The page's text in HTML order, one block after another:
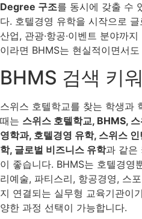
Degree 구조를 동시에 갖출 수
다. 호텔경영 유학을 시작으로
산업, 관광·항공·이벤트 분야까
이라면 BHMS는 현실적이면서
BHMS 검색 키
스위스 호텔학교를 찾는 학생과
때는 스위스 호텔학교, BHMS,
영학과, 호텔경영 유학, 스위스
학, 글로벌 비즈니스 유학과 같은
이 좋습니다. BHMS는 호텔경영
리예술, 파티스리, 항공경영, 스
지 연결되는 실무형 교육기관이
양한 과정 선택이 가능합니다.